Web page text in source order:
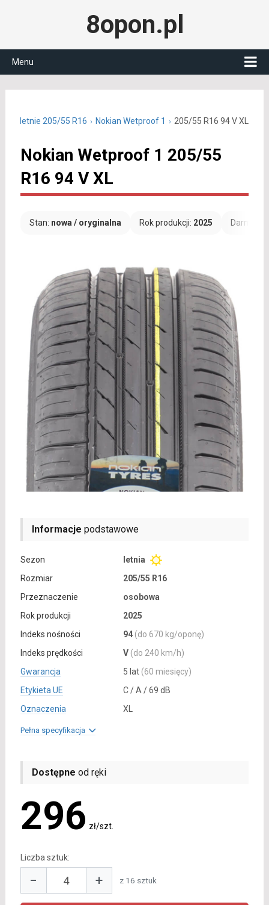
8opon.pl
Menu
letnie 205/55 R16 Nokian Wetproof 1 205/55 R16 94 V XL
Nokian Wetproof 1 205/55
R16 94 V XL
Stan: nowa / oryginalna Rok produkcji: 2025
Informacje podstawowe
Sezon
letnia
Rozmiar
205/55 R16
Przeznaczenie
osobowa
Rok produkcji
2025
Indeks nośności
94 (do 670 kg/oponę)
Indeks prędkości
V (do 240 km/h)
Gwarancja
5 lat (60 miesięcy)
Etykieta UE
C / A / 69 dB
Oznaczenia
XL
Pełna specyfikacja
Dostępne od ręki
296 zł/szt.
Liczba sztuk:
− + z 16 sztuk